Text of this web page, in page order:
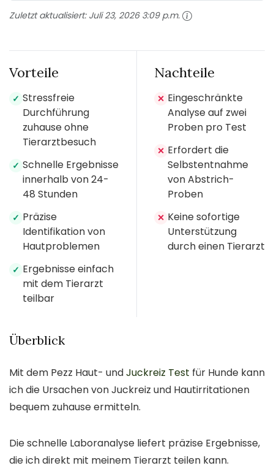
Zuletzt aktualisiert: Juli 23, 2026 3:09 p.m.
Vorteile
✓ Stressfreie
Durchführung
zuhause ohne
Tierarztbesuch
✓ Schnelle Ergebnisse
innerhalb von 24-
48 Stunden
✓ Präzise
Identifikation von
Hautproblemen
✓ Ergebnisse einfach
mit dem Tierarzt
teilbar
Nachteile
✕ Eingeschränkte
Analyse auf zwei
Proben pro Test
✕ Erfordert die
Selbstentnahme
von Abstrich-
Proben
✕ Keine sofortige
Unterstützung
durch einen Tierarzt
Überblick
Mit dem Pezz Haut- undJuckreiz Test für Hunde kann
ich die Ursachen von Juckreiz und Hautirritationen
bequem zuhause ermitteln.
Die schnelle Laboranalyse liefert präzise Ergebnisse,
die ich direkt mit meinem Tierarzt teilen kann.